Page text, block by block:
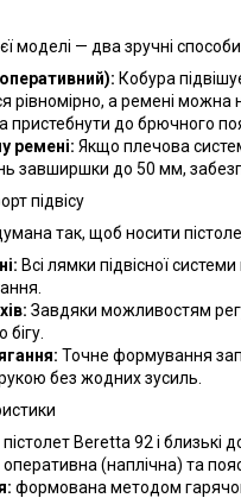
моделі — два зручні
Кобура
рівномірно, а ремені можна
пристебнути до брючного
ремені: Якщо плечова
завширшки до 50 мм,
підвісу
так, щоб носити
Всі лямки підвісної
Завдяки можливостям
Точне формування
без жодних зусиль.
пістолет Beretta 92 і близькі
оперативна (наплічна) та
формована методом